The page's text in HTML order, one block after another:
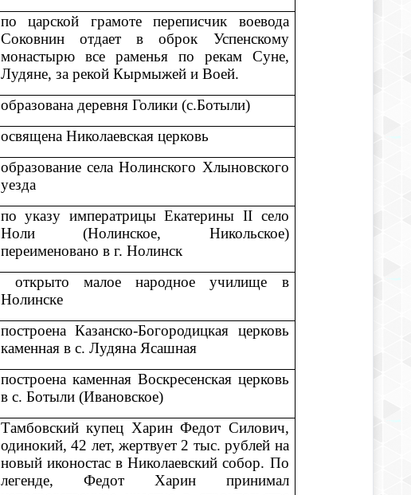
по царской грамоте переписчик воевода
Соковнин отдает в оброк Успенскому
монастырю все раменья по рекам Суне,
Лудяне, за рекой Кырмыжей и Воей.
образована деревня Голики (с.Ботыли)
освящена Николаевская церковь
образование села Нолинского Хлыновского
уезда
по указу императрицы Екатерины II село
Ноли (Нолинское, Никольское)
переименовано в г. Нолинск
открыто малое народное училище в
Нолинске
построена Казанско-Богородицкая церковь
каменная в с. Лудяна Ясашная
построена каменная Воскресенская церковь
в с. Ботыли (Ивановское)
Тамбовский купец Харин Федот Силович,
одинокий, 42 лет, жертвует 2 тыс. рублей на
новый иконостас в Николаевский собор. По
легенде, Федот Харин принимал